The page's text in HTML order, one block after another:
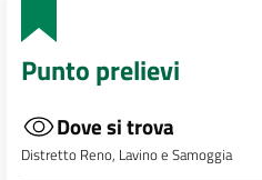
Punto prelievi
Dove si trova
Distretto Reno, Lavino e Samoggia